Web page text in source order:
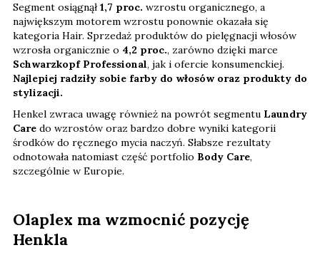
Segment osiągnął1,7 proc. wzrostu organicznego, a
największym motorem wzrostu ponownie okazała się
kategoria Hair. Sprzedaż produktów do pielęgnacji włosów
wzrosła organicznie o 4,2 proc., zarówno dzięki marce
Schwarzkopf Professional, jak i ofercie konsumenckiej.
Najlepiej radziły sobie farby do włosów oraz produkty do
stylizacji.
Henkel zwraca uwagę również na powrót segmentu Laundry
Care do wzrostów oraz bardzo dobre wyniki kategorii
środków do ręcznego mycia naczyń. Słabsze rezultaty
odnotowała natomiast część portfolio Body Care,
szczególnie w Europie.
Olaplex ma wzmocnić pozycję
Henkla